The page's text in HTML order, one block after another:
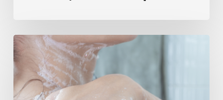
Dicas
imperdíveis
para
garantir